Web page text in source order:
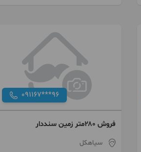
091167***96
فروش ۲۸۰متر زمین سنددار
سیاهکل